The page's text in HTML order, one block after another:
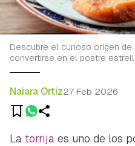
Descubre el curioso origen de
convertirse en el postre
Naiara Ortiz27 Feb 2026
La torrija es uno de los